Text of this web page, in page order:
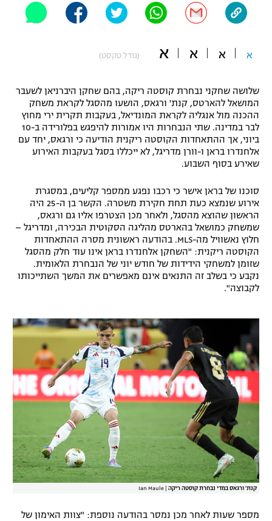
"מחצית בשכונה" – פודקאסט
משתתפים וזוכים בפרסים
תקנון משתתפים וזוכים בפרסים
תקנון עבור פעילות אלקטרה
תקנון עבור פעילות ספורט 1 – "מרלן"
טניס
גיימינג E-Sports
מדיניות פרטיות
תקנון פעילות ספורט 1
רשיון להקרנה פומבית לבית עסק
הצטרפות לחבילת הערוצים
לוח דרושים – ג'ובנט
תגיות
המגזין
אופניים
ספורט מוטורי
פוטבול אמריקאי NFL
בייסבול MLB
ספורט אתגרי ואקסטרים
אומנויות לחימה
גיימינג E-Sports
א א א א (גודל טקסט)
שלושה שחקני נבחרת קוסטה ריקה, בהם שחקן היברניאן לשעבר
המושאל להארטס, קנת' ורגאס, הושעו מהסגל לקראת משחק
ההכנה מול אנגליה לקראת המונדיאל, בעקבות תקרית ירי מחוץ
לבר במדינה. שתי הנבחרות היו אמורות להיפגש בפלורידה ב-10
ביוני, אך ההתאחדות הקוסטה ריקנית הודיעה כי ורגאס, יחד עם
אלחנדרו בראן ו-וורן מדריגל, לא ייכללו בסגל בעקבות האירוע
שאירע בסוף השבוע.
סוכנו של בראן אישר כי רכבו נפגע ממספר קליעים, במסגרת
אירוע שנמצא כעת תחת חקירת משטרה. הקשר בן ה-25 היה
הראשון שהוצא מהסגל, ולאחר מכן הצטרפו אליו גם ורגאס,
שמשחק כמושאל בהארטס מהליגה הסקוטית הבכירה, ומדריגל –
חלוץ נאשוויל מה-MLS. בהודעה ראשונית מסרה ההתאחדות
הקוסטה ריקנית: "השחקן אלחנדרו בראן אינו עוד חלק מהסגל
שזומן למשחקי הידידות של חודש יוני של הנבחרת הלאומית.
נקבע כי בשלב זה התנאים אינם מאפשרים את המשך השתייכותו
לקבוצה".
קנת' ורגאס במדי נבחרת קוסטה ריקה Ian Maule
מספר שעות לאחר מכן נמסר בהודעה נוספת: "צוות האימון של